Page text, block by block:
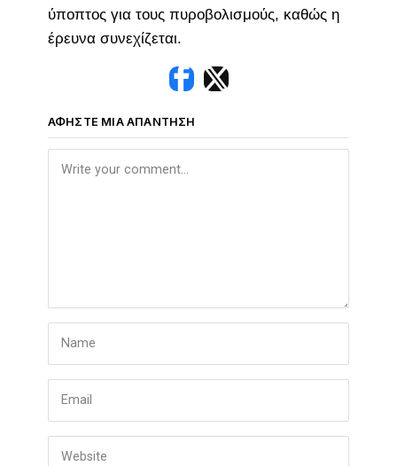
ύποπτος για τους πυροβολισμούς, καθώς η
έρευνα συνεχίζεται.
ΑΦΉΣΤΕ ΜΙΑ ΑΠΆΝΤΗΣΗ